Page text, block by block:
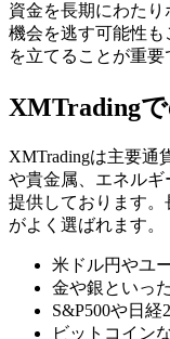
資金を長期にわた
機会を逃す可能性
を立てることが重要
XMTrading
XMTradingは主要通
や貴金属、エネル
提供しております
がよく選ばれます。
米ドル円やユ
金や銀といっ
S&P500や日経
ビットコイン